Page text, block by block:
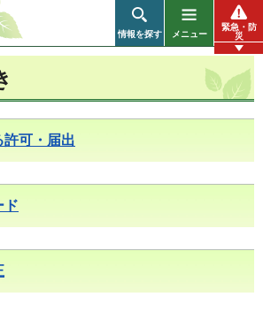
情報を探す メニュー
緊急・防
災
可・届出
ド